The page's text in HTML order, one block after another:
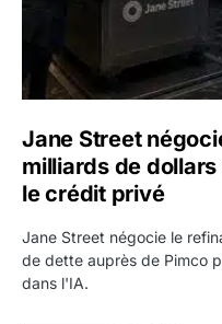
Jane Street
milliards de
le crédit privé
Jane Street négocie le
de dette auprès de Pimco
dans l'IA.